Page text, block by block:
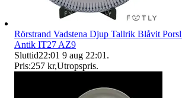
Rörstrand Vadstena Djup Tallrik Blåvit
Antik IT27 AZ9
Sluttid22:01 9 aug 22:01 .
Pris:257 kr,Utropspris.